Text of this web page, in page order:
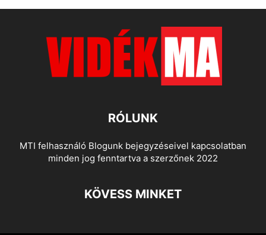
RÓLUNK
MTI felhasználó Blogunk bejegyzéseivel kapcsolatban
minden jog fenntartva a szerzőnek 2022
KÖVESS MINKET